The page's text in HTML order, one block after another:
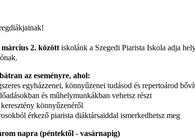
2. között iskolánk a Szegedi Piarista Iskola adja
az eseményre, ahol:
egyházzenei, könnyűzenei tudásod és repertoárod
és műhelymunkákban vehetsz részt
könnyűzenéről
érkező piarista diáktársaiddal ismerkedhetsz meg
napra (péntektől - vasárnapig)